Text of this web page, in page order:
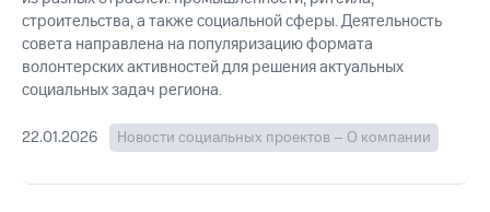
строительства, а также социальной сферы. Деятельность
совета направлена на популяризацию формата
волонтерских активностей для решения актуальных
социальных задач региона.
22.01.2026 Новости социальных проектов – О компании